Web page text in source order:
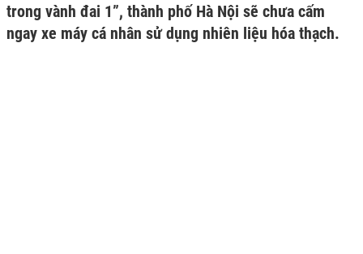
trong vành đai 1”, thành phố Hà Nội sẽ chưa cấm
ngay xe máy cá nhân sử dụng nhiên liệu hóa thạch.